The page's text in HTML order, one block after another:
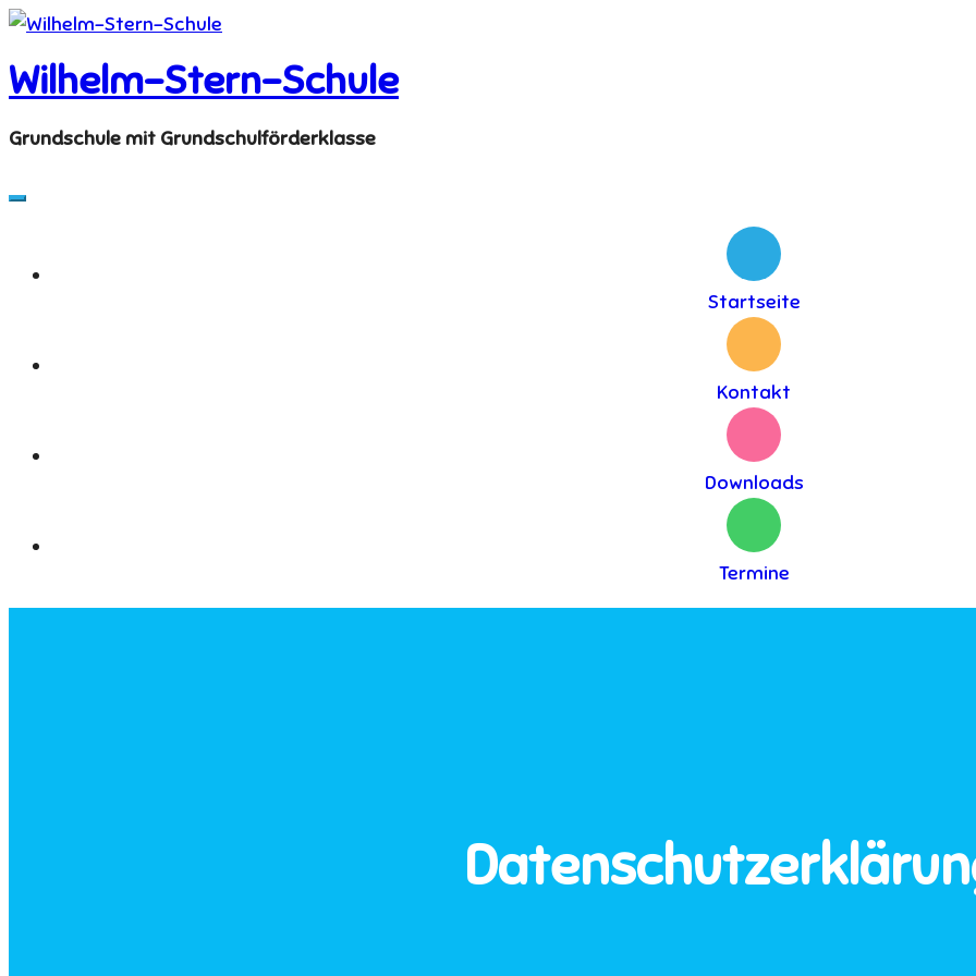
Skip
content
Wilhelm-Stern-Schule
Grundschule mit Grundschulförderklasse
Startseite
Kontakt
Downloads
Termine